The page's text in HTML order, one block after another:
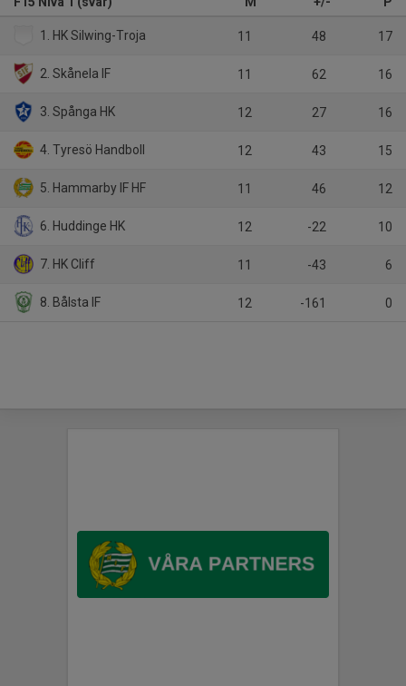
1. HK Silwing-Troja 11 48 17
2. Skånela IF 11 62 16
3. Spånga HK 12 27 16
4. Tyresö Handboll 12 43 15
5. Hammarby IF HF 11 46 12
6. Huddinge HK 12 -22 10
7. HK Cliff 11 -43 6
8. Bålsta IF 12 -161 0